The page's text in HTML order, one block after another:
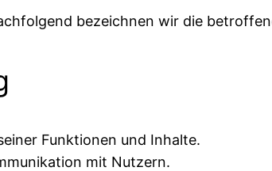
bezeichnen wir die
Funktionen und Inhalte.
mit Nutzern.